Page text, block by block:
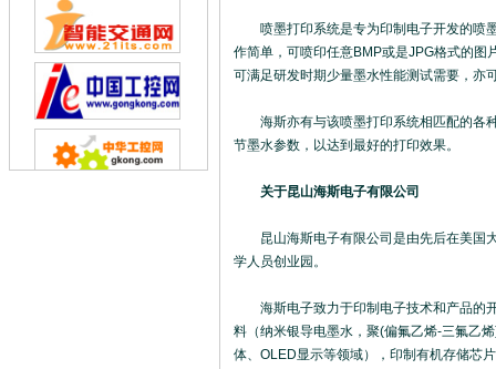
喷墨打印系统是专为印制电子开发的喷墨
作简单，可喷印任意BMP或是JPG格式的图
可满足研发时期少量墨水性能测试需要，亦
海斯亦有与该喷墨打印系统相匹配的各种
节墨水参数，以达到最好的打印效果。
关于昆山海斯电子有限公司
昆山海斯电子有限公司是由先后在美国大
学人员创业园。
海斯电子致力于印制电子技术和产品的开
料（纳米银导电墨水，聚(偏氟乙烯-三氟乙
体、OLED显示等领域），印制有机存储芯